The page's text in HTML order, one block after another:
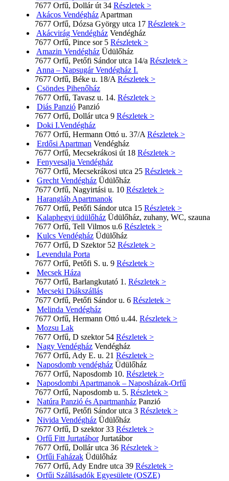
7677 Orfű, Dollár út 34 Részletek >
Akácos Vendégház Apartman
7677 Orfű, Dózsa György utca 17 Részletek >
Akácvirág Vendégház Vendégház
7677 Orfű, Pince sor 5 Részletek >
Amazin Vendégház Üdülőház
7677 Orfű, Petőfi Sándor utca 14/a Részletek >
Anna – Napsugár Vendégház I.
7677 Orfű, Béke u. 18/A Részletek >
Csöndes Pihenőház
7677 Orfű, Tavasz u. 14. Részletek >
Diás Panzió Panzió
7677 Orfű, Dollár utca 9 Részletek >
Doki I.Vendégház
7677 Orfű, Hermann Ottó u. 37/A Részletek >
Erdősi Apartman Vendégház
7677 Orfű, Mecsekrákosi út 18 Részletek >
Fenyvesalja Vendégház
7677 Orfű, Mecsekrákosi utca 25 Részletek >
Grecht Vendégház Üdülőház
7677 Orfű, Nagyirtási u. 10 Részletek >
Harangláb Apartmanok
7677 Orfű, Petőfi Sándor utca 15 Részletek >
Kalaphegyi üdülőház Üdülőház, zuhany, WC, szauna
7677 Orfű, Tell Vilmos u.6 Részletek >
Kulcs Vendégház Üdülőház
7677 Orfű, D Szektor 52 Részletek >
Levendula Porta
7677 Orfű, Petőfi S. u. 9 Részletek >
Mecsek Háza
7677 Orfű, Barlangkutató 1. Részletek >
Mecseki Diákszállás
7677 Orfű, Petőfi Sándor u. 6 Részletek >
Melinda Vendégház
7677 Orfű, Hermann Ottó u.44. Részletek >
Mozsu Lak
7677 Orfű, D szektor 54 Részletek >
Nagy Vendégház Vendégház
7677 Orfű, Ady E. u. 21 Részletek >
Naposdomb vendégház Üdülőház
7677 Orfű, Naposdomb 10. Részletek >
Naposdombi Apartmanok – Naposházak-Orfű
7677 Orfű, Naposdomb u. 5. Részletek >
Natúra Panzió és Apartmanház Panzió
7677 Orfű, Petőfi Sándor utca 3 Részletek >
Nivida Vendégház Üdülőház
7677 Orfű, D szektor 33 Részletek >
Orfű Fitt Jurtatábor Jurtatábor
7677 Orfű, Dollár utca 36 Részletek >
Orfűi Faházak Üdülőház
7677 Orfű, Ady Endre utca 39 Részletek >
Orfűi Szállásadók Egyesülete (OSZE)